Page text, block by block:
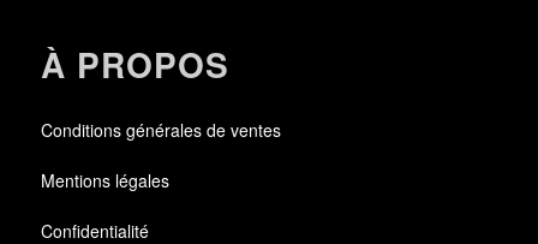
À PROPOS
Conditions générales de ventes
Mentions légales
Confidentialité